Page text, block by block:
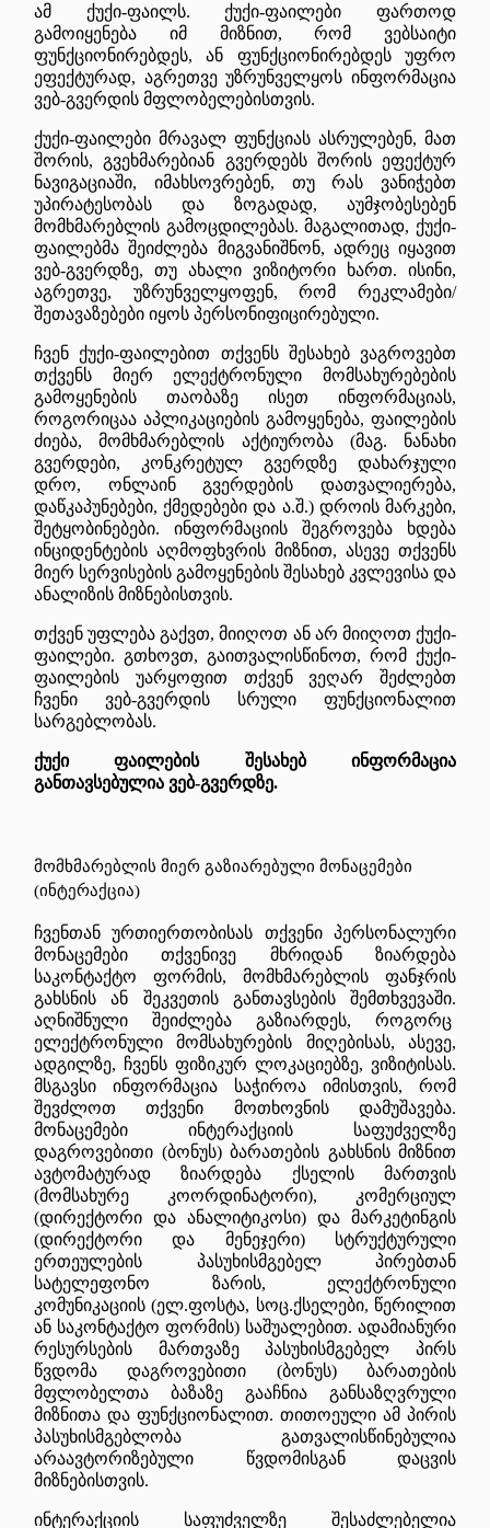
ამ ქუქი-ფაილს. ქუქი-ფაილები ფართოდ
გამოიყენება იმ მიზნით, რომ ვებსაიტი
ფუნქციონირებდეს, ან ფუნქციონირებდეს უფრო
ეფექტურად, აგრეთვე უზრუნველყოს ინფორმაცია
ვებ-გვერდის მფლობელებისთვის.
ქუქი-ფაილები მრავალ ფუნქციას ასრულებენ, მათ
შორის, გვეხმარებიან გვერდებს შორის ეფექტურ
ნავიგაციაში, იმახსოვრებენ, თუ რას ვანიჭებთ
უპირატესობას და ზოგადად, აუმჯობესებენ
მომხმარებლის გამოცდილებას. მაგალითად, ქუქი-
ფაილებმა შეიძლება მიგვანიშნონ, ადრეც იყავით
ვებ-გვერდზე, თუ ახალი ვიზიტორი ხართ. ისინი,
აგრეთვე, უზრუნველყოფენ, რომ რეკლამები/
შეთავაზებები იყოს პერსონიფიცირებული.
ჩვენ ქუქი-ფაილებით თქვენს შესახებ ვაგროვებთ
თქვენს მიერ ელექტრონული მომსახურებების
გამოყენების თაობაზე ისეთ ინფორმაციას,
როგორიცაა აპლიკაციების გამოყენება, ფაილების
ძიება, მომხმარებლის აქტიურობა (მაგ. ნანახი
გვერდები, კონკრეტულ გვერდზე დახარჯული
დრო, ონლაინ გვერდების დათვალიერება,
დაწკაპუნებები, ქმედებები და ა.შ.) დროის მარკები,
შეტყობინებები. ინფორმაციის შეგროვება ხდება
ინციდენტების აღმოფხვრის მიზნით, ასევე თქვენს
მიერ სერვისების გამოყენების შესახებ კვლევისა და
ანალიზის მიზნებისთვის.
თქვენ უფლება გაქვთ, მიიღოთ ან არ მიიღოთ ქუქი-
ფაილები. გთხოვთ, გაითვალისწინოთ, რომ ქუქი-
ფაილების უარყოფით თქვენ ვეღარ შეძლებთ
ჩვენი ვებ-გვერდის სრული ფუნქციონალით
სარგებლობას.
ქუქი ფაილების შესახებ ინფორმაცია
განთავსებულია ვებ-გვერდზე.
მომხმარებლის მიერ გაზიარებული მონაცემები
(ინტერაქცია)
ჩვენთან ურთიერთობისას თქვენი პერსონალური
მონაცემები თქვენივე მხრიდან ზიარდება
საკონტაქტო ფორმის, მომხმარებლის ფანჯრის
გახსნის ან შეკვეთის განთავსების შემთხვევაში.
აღნიშნული შეიძლება გაზიარდეს, როგორც
ელექტრონული მომსახურების მიღებისას, ასევე,
ადგილზე, ჩვენს ფიზიკურ ლოკაციებზე, ვიზიტისას.
მსგავსი ინფორმაცია საჭიროა იმისთვის, რომ
შევძლოთ თქვენი მოთხოვნის დამუშავება.
მონაცემები ინტერაქციის საფუძველზე
დაგროვებითი (ბონუს) ბარათების გახსნის მიზნით
ავტომატურად ზიარდება ქსელის მართვის
(მომსახურე კოორდინატორი), კომერციულ
(დირექტორი და ანალიტიკოსი) და მარკეტინგის
(დირექტორი და მენეჯერი) სტრუქტურული
ერთეულების პასუხისმგებელ პირებთან
სატელეფონო ზარის, ელექტრონული
კომუნიკაციის (ელ.ფოსტა, სოც.ქსელები, წერილით
ან საკონტაქტო ფორმის) საშუალებით. ადამიანური
რესურსების მართვაზე პასუხისმგებელ პირს
წვდომა დაგროვებითი (ბონუს) ბარათების
მფლობელთა ბაზაზე გააჩნია განსაზღვრული
მიზნითა და ფუნქციონალით. თითოეული ამ პირის
პასუხისმგებლობა გათვალისწინებულია
არაავტორიზებული წვდომისგან დაცვის
მიზნებისთვის.
ინტერაქციის საფუძველზე შესაძლებელია